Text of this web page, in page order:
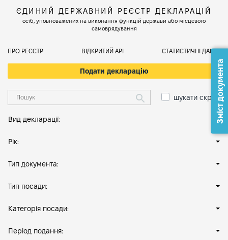
ЄДИНИЙ ДЕРЖАВНИЙ РЕЄСТР ДЕКЛАРАЦІЙ
осіб, уповноважених на виконання функцій держави або місцевого
самоврядування
ПРО РЕЄСТР ВІДКРИТИЙ АРІ СТАТИСТИЧНІ ДАНІ
Подати декларацію
шукати скрізь
Вид декларації:
Рік:
Тип документа:
Тип посади:
Категорія посади:
Період подання:
Зміст документа